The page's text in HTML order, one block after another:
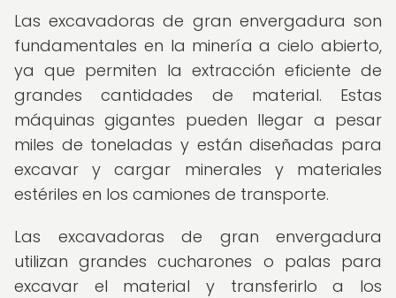
Las excavadoras de gran envergadura son
fundamentales en la minería a cielo abierto,
ya que permiten la extracción eficiente de
grandes cantidades de material. Estas
máquinas gigantes pueden llegar a pesar
miles de toneladas y están diseñadas para
excavar y cargar minerales y materiales
estériles en los camiones de transporte.
Las excavadoras de gran envergadura
utilizan grandes cucharones o palas para
excavar el material y transferirlo a los